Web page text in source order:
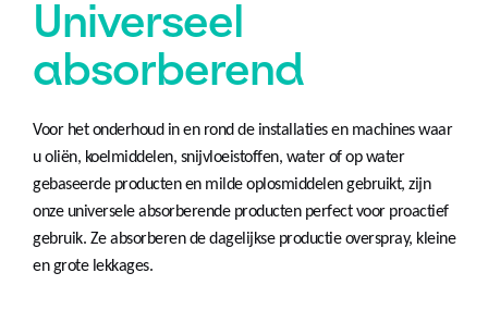
Universeel
absorberend
Voor het onderhoud in en rond de installaties en machines waar
u oliën, koelmiddelen, snijvloeistoffen, water of op water
gebaseerde producten en milde oplosmiddelen gebruikt, zijn
onze universele absorberende producten perfect voor proactief
gebruik. Ze absorberen de dagelijkse productie overspray, kleine
en grote lekkages.